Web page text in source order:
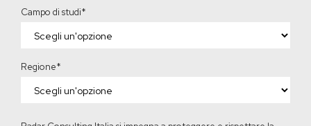
Campo di studi*
Regione*